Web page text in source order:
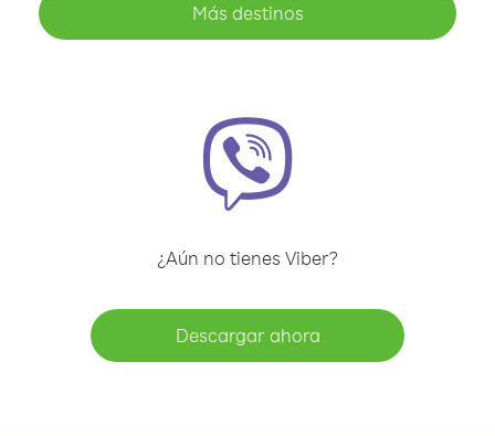
Más destinos
¿Aún no tienes Viber?
Descargar ahora